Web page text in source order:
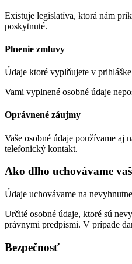
Existuje legislatíva, ktorá nám
poskytnuté.
Plnenie zmluvy
Údaje ktoré vyplňujete v
Vami vyplnené osobné údaje
Oprávnené záujmy
Vaše osobné údaje používame aj
telefonický kontakt.
Ako dlho uchovávame
Údaje uchovávame na
Určité osobné údaje, ktoré sú
právnymi predpismi. V prípade
Bezpečnosť